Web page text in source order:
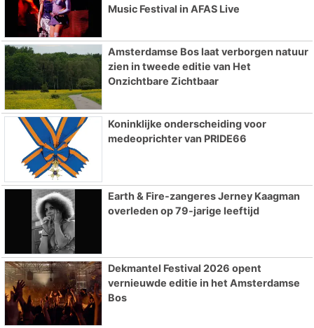
Music Festival in AFAS Live
Amsterdamse Bos laat verborgen natuur
zien in tweede editie van Het
Onzichtbare Zichtbaar
Koninklijke onderscheiding voor
medeoprichter van PRIDE66
Earth & Fire-zangeres Jerney Kaagman
overleden op 79-jarige leeftijd
Dekmantel Festival 2026 opent
vernieuwde editie in het Amsterdamse
Bos